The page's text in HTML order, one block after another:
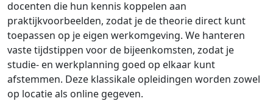
docenten die hun kennis koppelen aan
praktijkvoorbeelden, zodat je de theorie direct kunt
toepassen op je eigen werkomgeving. We hanteren
vaste tijdstippen voor de bijeenkomsten, zodat je
studie- en werkplanning goed op elkaar kunt
afstemmen. Deze klassikale opleidingen worden zowel
op locatie als online gegeven.